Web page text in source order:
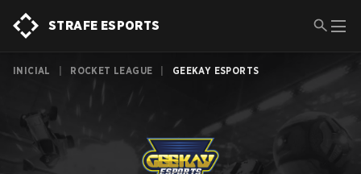
STRAFE ESPORTS
INICIAL ROCKET LEAGUE GEEKAY ESPORTS